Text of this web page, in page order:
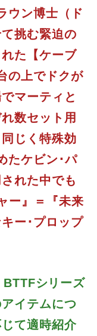
ウン博士（ド
挑む緊迫の
た【ケーブ
の上でドクが
マーティと
数セット用
じく特殊効
たケビン･パ
れた中でも
ー』＝『未来
ー･プロップ
シリーズ
イテムにつ
て適時紹介